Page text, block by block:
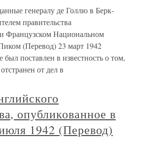
генералу де Голлю в Берк-
правительства
Французском Национальном
(Перевод) 23 март 1942
поставлен в известность о том,
от дел в
опубликованное в
1942 (Перевод)